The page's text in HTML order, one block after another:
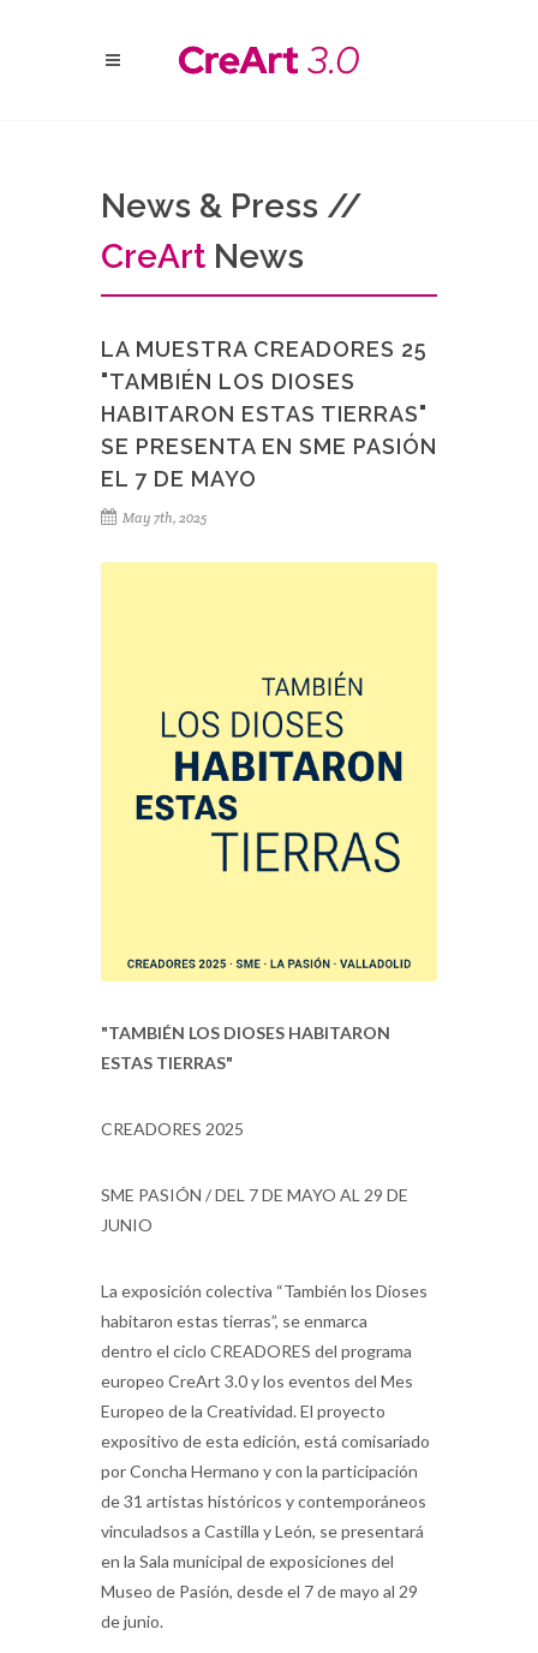
News & Press //
CreArt News
LA MUESTRA CREADORES 25
"TAMBIÉN LOS DIOSES
HABITARON ESTAS TIERRAS"
SE PRESENTA EN SME PASIÓN
EL 7 DE MAYO
May 7th, 2025
"TAMBIÉN LOS DIOSES HABITARON
ESTAS TIERRAS"
CREADORES 2025
SME PASIÓN / DEL 7 DE MAYO AL 29 DE
JUNIO
La exposición colectiva “También los Dioses
habitaron estas tierras”, se enmarca
dentro el ciclo CREADORES del programa
europeo CreArt 3.0 y los eventos del Mes
Europeo de la Creatividad. El proyecto
expositivo de esta edición, está comisariado
por Concha Hermano y con la participación
de 31 artistas históricos y contemporáneos
vinculadsos a Castilla y León, se presentará
en la Sala municipal de exposiciones del
Museo de Pasión, desde el 7 de mayo al 29
de junio.